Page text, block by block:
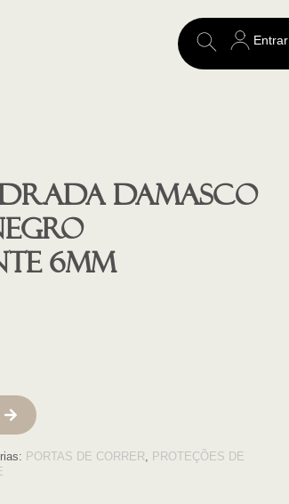
Search
Entrar
Damasco
6mm
PORTAS DE CORRER, PROTEÇÕES DE